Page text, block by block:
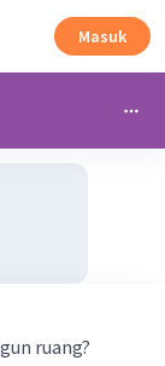
Masuk
ruang?